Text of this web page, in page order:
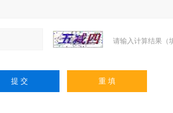
请输入计算结果（